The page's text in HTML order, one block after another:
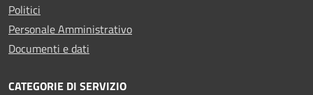
Politici
Personale Amministrativo
Documenti e dati
CATEGORIE DI SERVIZIO